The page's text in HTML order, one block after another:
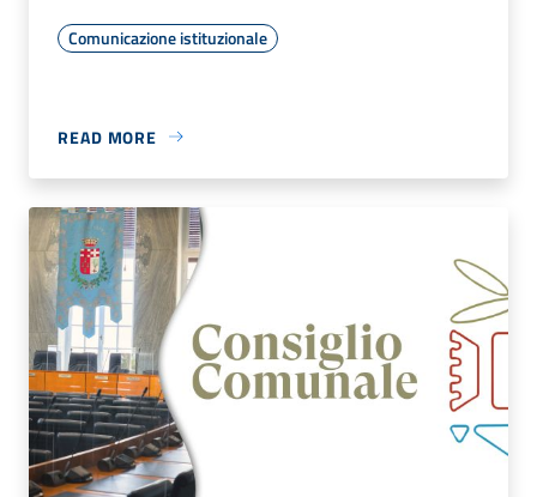
Comunicazione istituzionale
READ MORE